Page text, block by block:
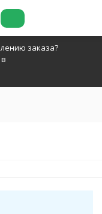
заказа?